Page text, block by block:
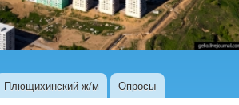
Плющихинский ж/м Опросы